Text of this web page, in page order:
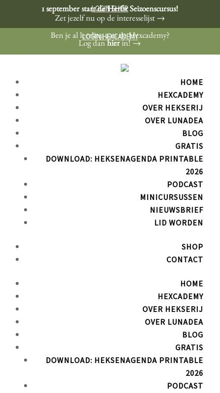
LOGIN SHOP
1 september start de Herfst Seizoenscursus!
Zet jezelf nu op de interesselijst →
LOGIN HEXCADEMY
Ben je al leerling aan de Hexcademy?
Log danhier in! →
HOME
HEXCADEMY
OVER HEKSERIJ
OVER LUNADEA
BLOG
GRATIS
DOWNLOAD: HEKSENAGENDA PRINTABLE
2026
PODCAST
MINICURSUSSEN
NIEUWSBRIEF
LID WORDEN
SHOP
CONTACT
HOME
HEXCADEMY
OVER HEKSERIJ
OVER LUNADEA
BLOG
GRATIS
DOWNLOAD: HEKSENAGENDA PRINTABLE
2026
PODCAST